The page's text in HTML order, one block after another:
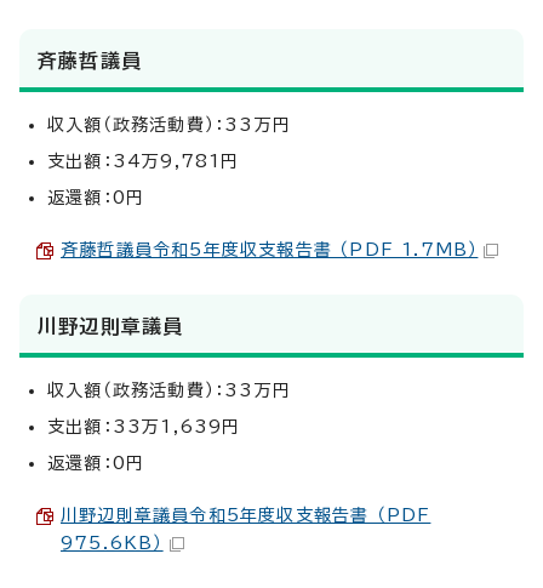
斉藤哲議員
収入額（政務活動費）：33万円
支出額：34万9,781円
返還額：0円
斉藤哲議員令和5年度収支報告書 （PDF 1.7MB）
川野辺則章議員
収入額（政務活動費）：33万円
支出額：33万1,639円
返還額：0円
川野辺則章議員令和5年度収支報告書 （PDF
975.6KB）